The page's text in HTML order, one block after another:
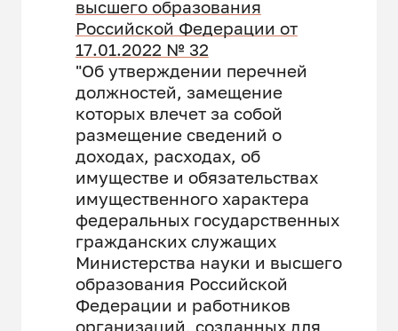
высшего образования
Российской Федерации от
17.01.2022 № 32
"Об утверждении перечней
должностей, замещение
которых влечет за собой
размещение сведений о
доходах, расходах, об
имуществе и обязательствах
имущественного характера
федеральных государственных
гражданских служащих
Министерства науки и высшего
образования Российской
Федерации и работников
организаций, созданных для